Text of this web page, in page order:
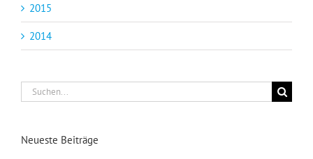
2015
2014
Suche
nach:
Neueste Beiträge